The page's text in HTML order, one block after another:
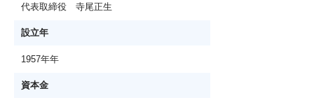
代表取締役 寺尾正生
設立年
1957年年
資本金